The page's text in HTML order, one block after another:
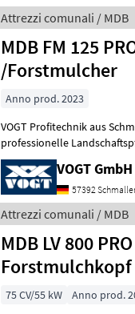
Attrezzi comunali / MDB
MDB FM 125
/Forstmulcher
Anno prod. 2023
VOGT Profitechnik aus
professionelle Landschaftspflegetechnik =
100 Servicepartner in Deutsch
VOGT
57392
Attrezzi comunali / MDB
MDB LV 800
Forstmulchkopf
75 CV/55 kW Anno prod.